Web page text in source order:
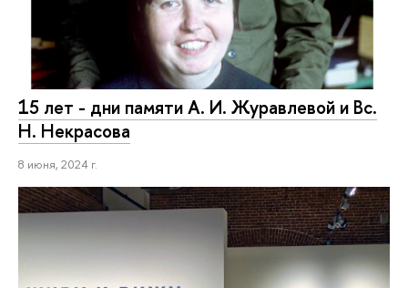
15 лет - дни памяти А. И. Журавлевой и Вс.
Н. Некрасова
8 июня, 2024 г.